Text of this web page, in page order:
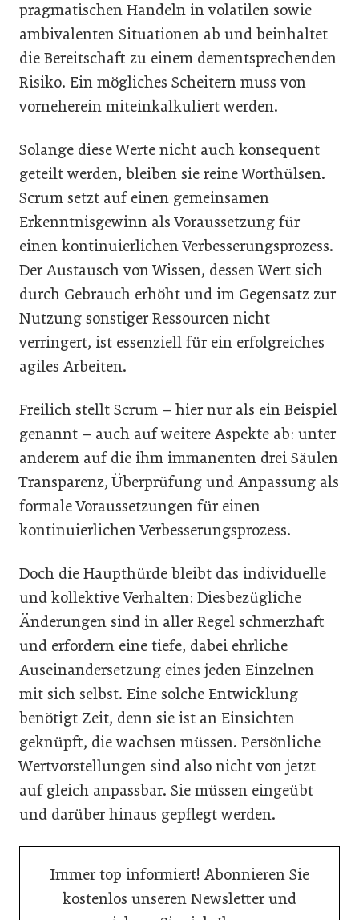
pragmatischen Handeln in volatilen sowie
ambivalenten Situationen ab und beinhaltet
die Bereitschaft zu einem dementsprechenden
Risiko. Ein mögliches Scheitern muss von
vorneherein miteinkalkuliert werden.
Solange diese Werte nicht auch konsequent
geteilt werden, bleiben sie reine Worthülsen.
Scrum setzt auf einen gemeinsamen
Erkenntnisgewinn als Voraussetzung für
einen kontinuierlichen Verbesserungsprozess.
Der Austausch von Wissen, dessen Wert sich
durch Gebrauch erhöht und im Gegensatz zur
Nutzung sonstiger Ressourcen nicht
verringert, ist essenziell für ein erfolgreiches
agiles Arbeiten.
Freilich stellt Scrum – hier nur als ein Beispiel
genannt – auch auf weitere Aspekte ab: unter
anderem auf die ihm immanenten drei Säulen
Transparenz, Überprüfung und Anpassung als
formale Voraussetzungen für einen
kontinuierlichen Verbesserungsprozess.
Doch die Haupthürde bleibt das individuelle
und kollektive Verhalten: Diesbezügliche
Änderungen sind in aller Regel schmerzhaft
und erfordern eine tiefe, dabei ehrliche
Auseinandersetzung eines jeden Einzelnen
mit sich selbst. Eine solche Entwicklung
benötigt Zeit, denn sie ist an Einsichten
geknüpft, die wachsen müssen. Persönliche
Wertvorstellungen sind also nicht von jetzt
auf gleich anpassbar. Sie müssen eingeübt
und darüber hinaus gepflegt werden.
Immer top informiert! Abonnieren Sie
kostenlos unseren Newsletter und